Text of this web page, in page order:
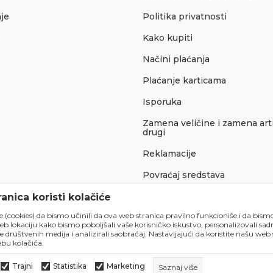
Politika privatnosti
Kako kupiti
Načini plaćanja
Plaćanje karticama
Isporuka
Zamena veličine i zamena
drugi
Reklamacije
Povraćaj sredstava
koristi kolačiće
(cookies) da bismo učinili da ova web stranica pravilno funkcioniše i da
lokaciju kako bismo poboljšali vaše korisničko iskustvo, personalizovali
društvenih medija i analizirali saobraćaj. Nastavljajući da koristite našu web
kolačića.
Trajni Statistika Marketing Saznaj više